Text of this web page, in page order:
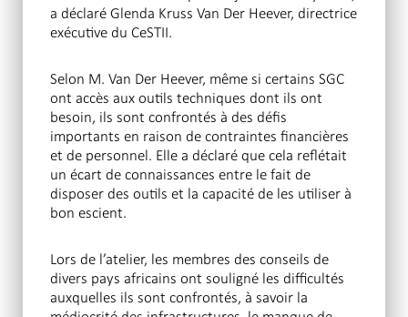
a déclaré Glenda Kruss Van Der Heever, directrice
exécutive du CeSTII.
Selon M. Van Der Heever, même si certains SGC
ont accès aux outils techniques dont ils ont
besoin, ils sont confrontés à des défis
importants en raison de contraintes financières
et de personnel. Elle a déclaré que cela reflétait
un écart de connaissances entre le fait de
disposer des outils et la capacité de les utiliser à
bon escient.
Lors de l’atelier, les membres des conseils de
divers pays africains ont souligné les difficultés
auxquelles ils sont confrontés, à savoir la